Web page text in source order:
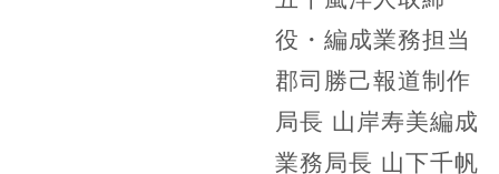
役・編成業務担当
郡司勝己報道制作
局長 山岸寿美編成
業務局長 山下千帆